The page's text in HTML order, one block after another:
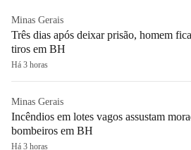
Minas Gerais
Três dias após deixar prisão, homem
tiros em BH
Há 3 horas
Minas Gerais
Incêndios em lotes vagos assustam
bombeiros em BH
Há 3 horas